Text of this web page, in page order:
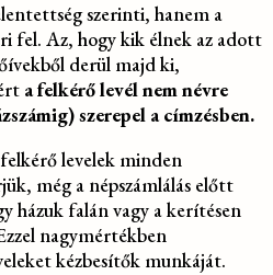
szerinti, hanem a
fel. Az, hogy kik élnek az adott
derül majd ki,
a felkérő levél nem névre
szerepel a címzésben.
levelek minden
még a népszámlálás előtt
házuk falán vagy a kerítésen
nagymértékben
kézbesítők munkáját.